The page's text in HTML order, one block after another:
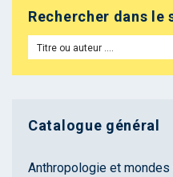
Rechercher dans le
Catalogue général
Anthropologie et